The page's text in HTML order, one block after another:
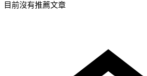
目前沒有推薦文章